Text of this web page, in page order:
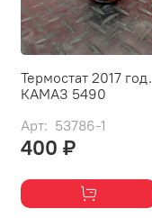
Термостат 2017 год.
КАМАЗ 5490
Арт: 53786-1
400 ₽